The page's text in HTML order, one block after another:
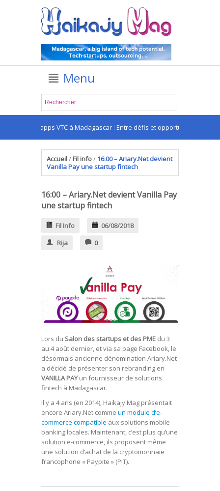
Menu
Les apps VTC à Madagascar : Entre défis et opportunités
Accueil/ Fil info/ 16:00 – Ariary.Net devient
Vanilla Pay une startup fintech
16:00 – Ariary.Net devient Vanilla Pay
une startup fintech
Fil Info
06/08/2018
Rija
0
Lors du Salon des startups et des PME du 3
au 4 août dernier, et via sa page Facebook, le
désormais ancienne dénomination Ariary.Net
a décidé de présenter son rebranding en
VANILLA PAYun fournisseur de solutions
fintech à Madagascar.
Il y a 4 ans (en 2014), Haikajy Mag présentait
encore Ariary.Net comme un module d’e-
commerce compatible aux solutions mobile
banking locales. Maintenant, c’est plus qu’une
solution e-commerce, ils proposent même
une solution d’achat de la cryptomonnaie
francophone « Paypite » (PIT).